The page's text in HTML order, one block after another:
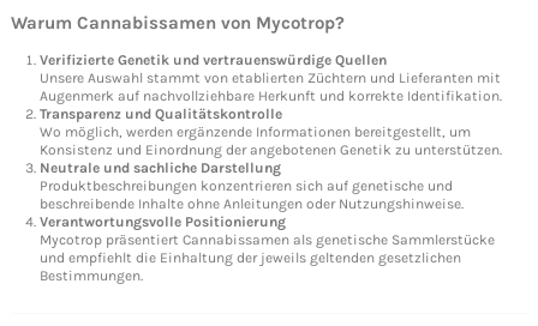
Warum Cannabissamen von Mycotrop?
Verifizierte Genetik und vertrauenswürdige Quellen
Unsere Auswahl stammt von etablierten Züchtern und Lieferanten mit
Augenmerk auf nachvollziehbare Herkunft und korrekte Identifikation.
Transparenz und Qualitätskontrolle
Wo möglich, werden ergänzende Informationen bereitgestellt, um
Konsistenz und Einordnung der angebotenen Genetik zu unterstützen.
Neutrale und sachliche Darstellung
Produktbeschreibungen konzentrieren sich auf genetische und
beschreibende Inhalte ohne Anleitungen oder Nutzungshinweise.
Verantwortungsvolle Positionierung
Mycotrop präsentiert Cannabissamen als genetische Sammlerstücke
und empfiehlt die Einhaltung der jeweils geltenden gesetzlichen
Bestimmungen.